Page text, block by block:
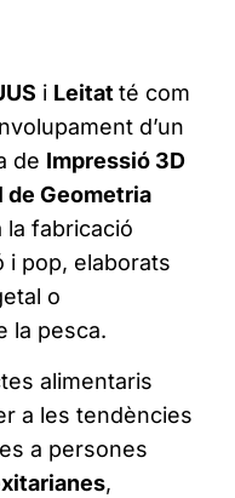
i Leitat té com
d’un
de Impressió 3D
de Geometria
la fabricació
i pop, elaborats
o
la pesca.
alimentaris
a les tendències
a persones
,